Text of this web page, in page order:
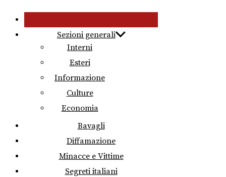
Sezioni generali
Interni
Esteri
Informazione
Culture
Economia
Bavagli
Diffamazione
Minacce e Vittime
Segreti italiani